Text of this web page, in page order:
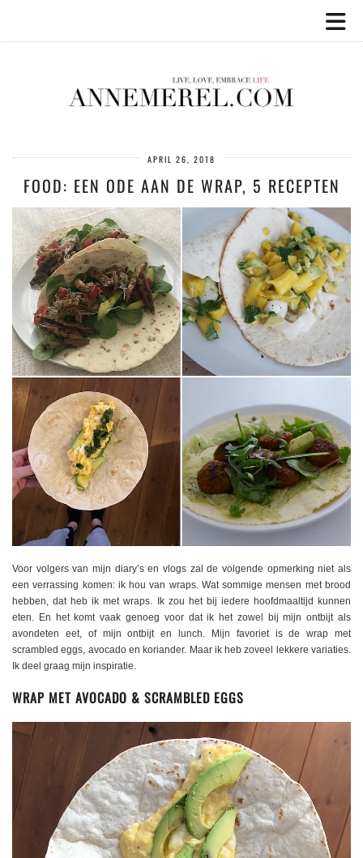
APRIL 26, 2018
FOOD: EEN ODE AAN DE WRAP, 5 RECEPTEN
Voor volgers van mijn diary’s en vlogs zal de volgende opmerking niet als
een verrassing komen: ik hou van wraps. Wat sommige mensen met brood
hebben, dat heb ik met wraps. Ik zou het bij iedere hoofdmaaltijd kunnen
eten. En het komt vaak genoeg voor dat ik het zowel bij mijn ontbijt als
avondeten eet, of mijn ontbijt en lunch. Mijn favoriet is de wrap met
scrambled eggs, avocado en koriander. Maar ik heb zoveel lekkere variaties.
Ik deel graag mijn inspiratie.
WRAP MET AVOCADO & SCRAMBLED EGGS